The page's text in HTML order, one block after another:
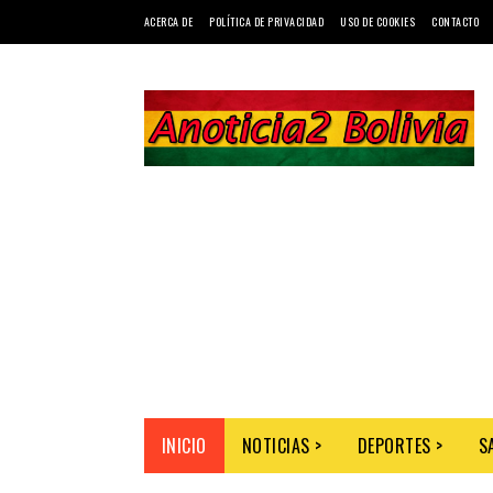
ACERCA DE POLÍTICA DE PRIVACIDAD USO DE COOKIES CONTACTO
INICIO NOTICIAS > DEPORTES >